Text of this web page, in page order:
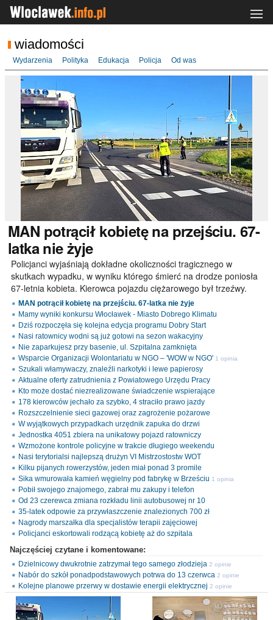
wiadomości
Wydarzenia Polityka Edukacja Policja Od was
MAN potrącił kobietę na przejściu. 67-
latka nie żyje
Policjanci wyjaśniają dokładne okoliczności tragicznego w
skutkach wypadku, w wyniku którego śmierć na drodze poniosła
67-letnia kobieta. Kierowca pojazdu ciężarowego był trzeźwy.
MAN potrącił kobietę na przejściu. 67-latka nie żyje
Mamy wyniki konkursu Włocławek - Miasto Dobrego Klimatu
Dziś rozpoczęła się kolejna edycja programu Dobry Start
Nasi ratownicy wodni są już gotowi na sezon wakacyjny
Nie zaparkujesz przy basenie, ul. Szpitalna zamknięta
Wsparcie Organizacji Wolontariatu w NGO – 'WOW w NGO' 1 opinia
Szukali włamywaczy, znaleźli narkotyki i lewe papierosy
Aktualne oferty zatrudnienia z Powiatowego Urzędu Pracy
Kto może dostać niezrealizowane świadczenie wspierające
178 kierowców jechało za szybko, 4 straciło prawo jazdy
Rozszczelnienie sieci gazowej oraz zagrożenie pożarowe
W wyjątkowych przypadkach urzędnik zapuka do drzwi
Jednostka 4051 zbiera na unikatowy pojazd ratowniczy
Wzmożone kontrole policyjne w trakcie długiego weekendu
Nasi terytorialsi najlepszą drużyn VI Mistrzostostw WOT
Kilku pijanych rowerzystów, jeden miał ponad 3 promile
Sika wmurowała kamień węgielny pod fabrykę w Brześciu 1 opinia
Pobił swojego znajomego, zabrał mu zakupy i telefon
Od 23 czerewca zmiana rozkładu linii autobusowej nr 10
35-latek odpowie za przywłaszczenie znalezionych 700 zł
Nagrody marszałka dla specjalistów terapii zajęciowej
Policjanci eskortowali rodzącą kobietę aż do szpitala
Najczęściej czytane i komentowane:
Dzielnicowy dwukrotnie zatrzymał tego samego złodzieja 2 opinie
Nabór do szkół ponadpodstawowych potrwa do 13 czerwca 2 opinie
Kolejne planowe przerwy w dostawie energii elektrycznej 2 opinie